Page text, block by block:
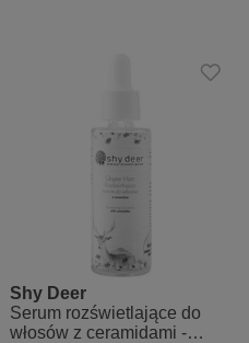
Shy Deer
Serum rozświetlające do
włosów z ceramidami -